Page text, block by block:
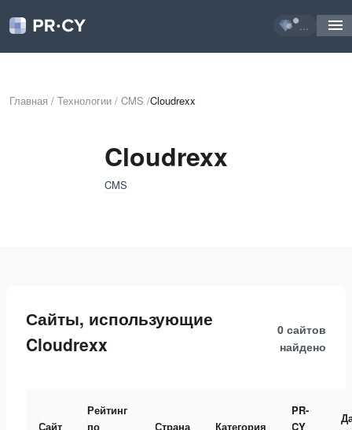
...
Главная / Технологии / CMS /Cloudrexx
Cloudrexx
CMS
Сайты, использующие
Cloudrexx
0 сайтов
найдено
Сайт
Рейтинг
по
Страна Категория
PR-
CY